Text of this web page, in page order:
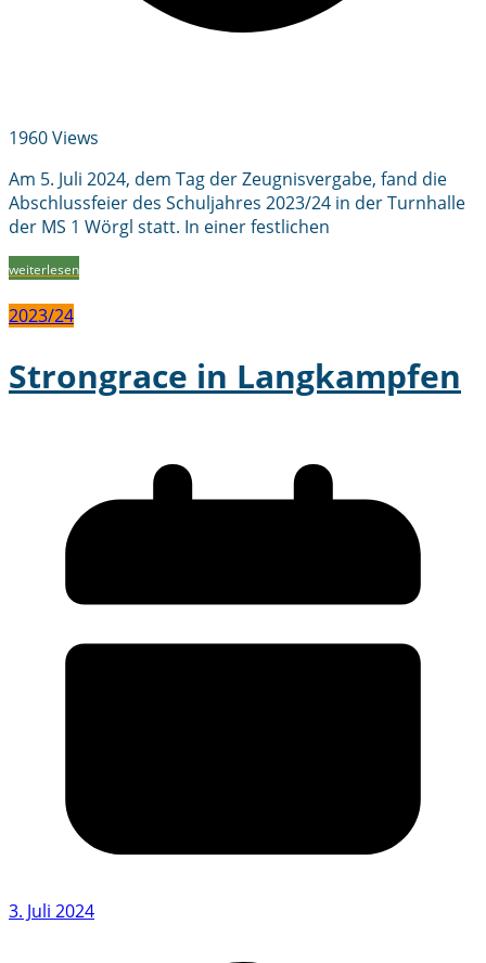
1960 Views
Am 5. Juli 2024, dem Tag der Zeugnisvergabe, fand die
Abschlussfeier des Schuljahres 2023/24 in der Turnhalle
der MS 1 Wörgl statt. In einer festlichen
weiterlesen
2023/24
Strongrace in Langkampfen
3. Juli 2024